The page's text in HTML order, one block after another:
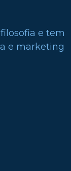
e tem
e marketing